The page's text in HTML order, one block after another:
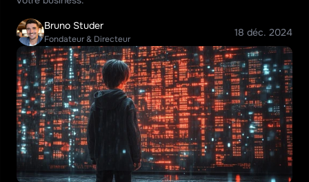
Bruno Studer
Fondateur & Directeur
18 déc. 2024